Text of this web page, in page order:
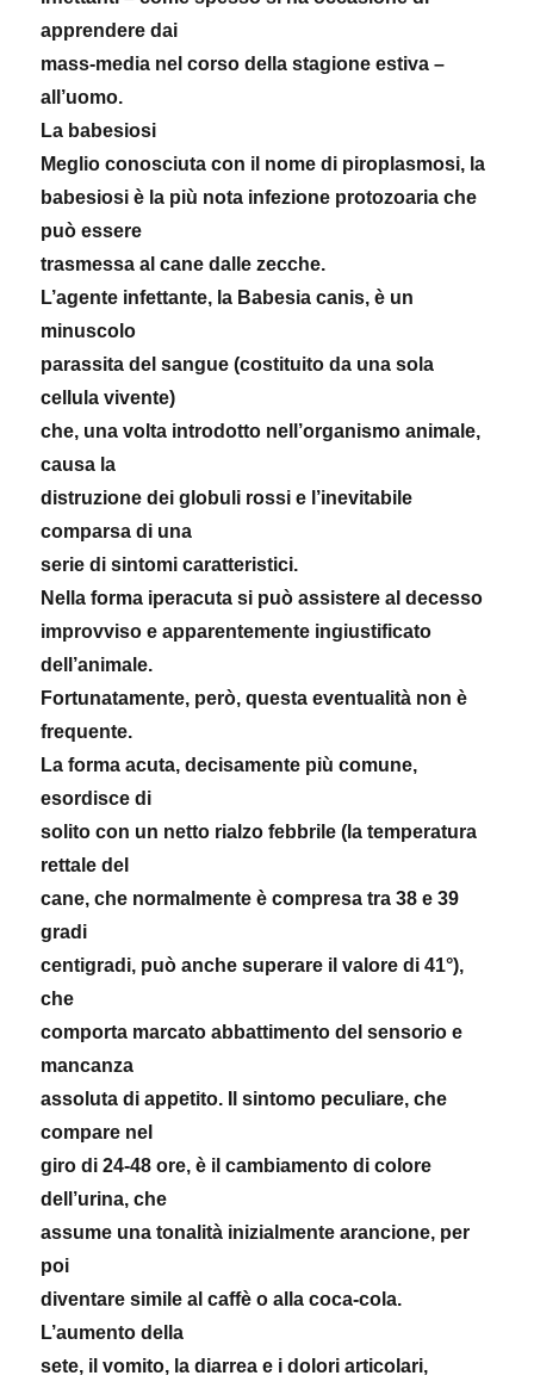
apprendere dai
mass-media nel corso della stagione estiva –
all’uomo.
La babesiosi
Meglio conosciuta con il nome di piroplasmosi, la
babesiosi è la più nota infezione protozoaria che
può essere
trasmessa al cane dalle zecche.
L’agente infettante, la Babesia canis, è un
minuscolo
parassita del sangue (costituito da una sola
cellula vivente)
che, una volta introdotto nell’organismo animale,
causa la
distruzione dei globuli rossi e l’inevitabile
comparsa di una
serie di sintomi caratteristici.
Nella forma iperacuta si può assistere al decesso
improvviso e apparentemente ingiustificato
dell’animale.
Fortunatamente, però, questa eventualità non è
frequente.
La forma acuta, decisamente più comune,
esordisce di
solito con un netto rialzo febbrile (la temperatura
rettale del
cane, che normalmente è compresa tra 38 e 39
gradi
centigradi, può anche superare il valore di 41°),
che
comporta marcato abbattimento del sensorio e
mancanza
assoluta di appetito. Il sintomo peculiare, che
compare nel
giro di 24-48 ore, è il cambiamento di colore
dell’urina, che
assume una tonalità inizialmente arancione, per
poi
diventare simile al caffè o alla coca-cola.
L’aumento della
sete, il vomito, la diarrea e i dolori articolari,